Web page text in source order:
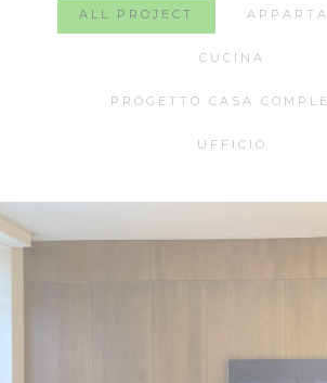
ALL PROJECT
CUCINA
PROGETTO CASA
UFFICIO